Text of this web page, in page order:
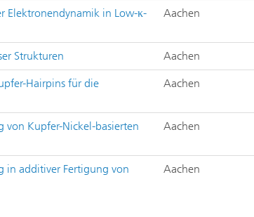
Elektronendynamik in Low-κ-
Aachen
Strukturen Aachen
Hairpins für die
Aachen
von Kupfer-Nickel-basierten
Aachen
in additiver Fertigung von
Aachen